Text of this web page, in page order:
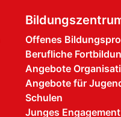
Offenes
Berufliche
Angebote
Angebote für
Schulen
Junges Engagement